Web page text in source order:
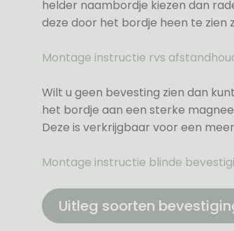
helder naambordje kiezen dan
deze door het bordje heen te zien
Montage instructie rvs
Wilt u geen bevesting zien dan
het bordje aan een sterke
Deze is verkrijgbaar voor een
Montage instructie blinde
Uitleg soorten